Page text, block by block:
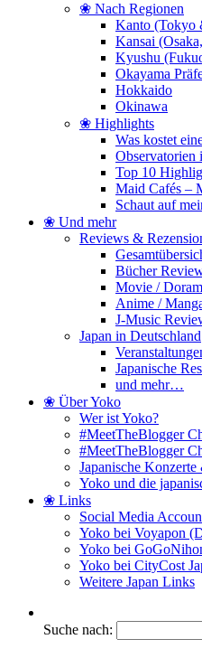
❀ Nach Regionen
Kanto (Tokyo
Kansai
Kyushu
Okayama
Hokkaido
Okinawa
❀ Highlights
Was kostet
Observatorien
Top 10
Maid Cafés –
Schaut auf
❀ Und mehr
Reviews &
Bücher
Movie /
Anime /
J-Music
Japan in Deutschland
Japanische
und mehr…
❀ Über Yoko
Wer ist Yoko?
#MeetTheBlogger
#MeetTheBlogger
Japanische
Yoko und die
❀ Links
Social Media
Yoko bei Voyapon
Yoko bei
Yoko bei CityCost
Weitere Japan Links
Suche nach: